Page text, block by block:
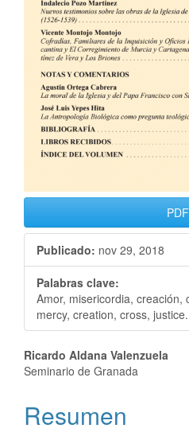
PDF
Publicado: nov 29, 2018
Palabras clave:
Amor, misericordia, creación,
mercy, creation, cross, justice.
Ricardo Aldana Valenzuela
Seminario de Granada
Resumen